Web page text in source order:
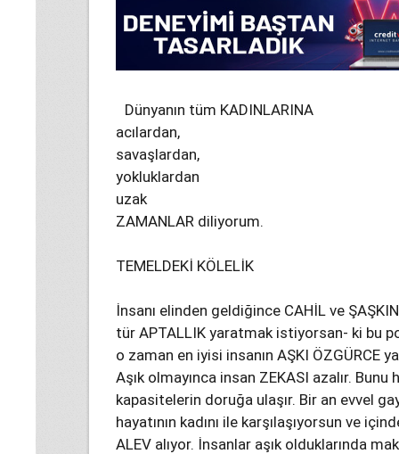
Dünyanın tüm KADINLARINA
acılardan,
savaşlardan,
yokluklardan
uzak
ZAMANLAR diliyorum.
TEMELDEKİ KÖLELİK
İnsanı elinden geldiğince CAHİL ve
tür APTALLIK yaratmak istiyorsan- ki bu
o zaman en iyisi insanın AŞKI ÖZGÜRCE
Aşık olmayınca insan ZEKASI azalır.
kapasitelerin doruğa ulaşır. Bir an evvel
hayatının kadını ile karşılaşıyorsun ve
ALEV alıyor. İnsanlar aşık olduklarında